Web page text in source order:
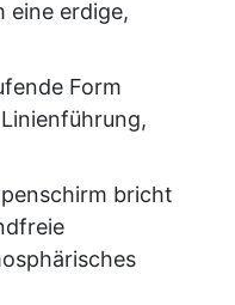
eine erdige,
Form
bricht